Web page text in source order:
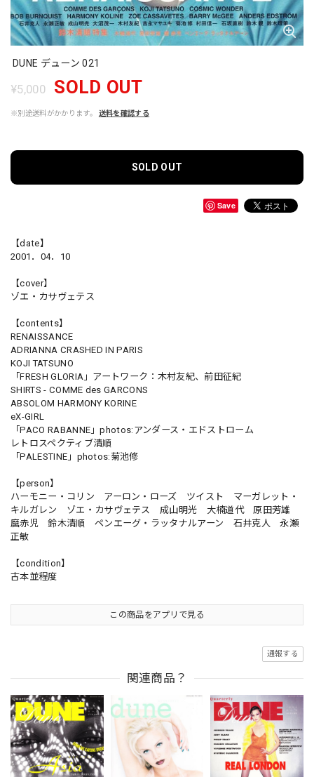
DUNE デューン 021
¥5,000 SOLD OUT
※別途送料がかかります。 送料を確認する
SOLD OUT
Save
【date】
2001．04．10
【cover】
ゾエ・カサヴェテス
【contents】
RENAISSANCE
ADRIANNA CRASHED IN PARIS
KOJI TATSUNO
「FRESH GLORIA」アートワーク：木村友紀、前田征紀
SHIRTS - COMME des GARCONS
ABSOLOM HARMONY KORINE
eX-GIRL
「PACO RABANNE」photos:アンダース・エドストローム
レトロスペクティブ清順
「PALESTINE」photos:菊池修
【person】
ハーモニー・コリン アーロン・ローズ ツイスト マーガレット・
キルガレン ゾエ・カサヴェテス 成山明光 大楠道代 原田芳雄
麿赤児 鈴木清順 ペンエーグ・ラッタナルアーン 石井克人 永瀬
正敏
【condition】
古本並程度
この商品をアプリで見る
通報する
関連商品？